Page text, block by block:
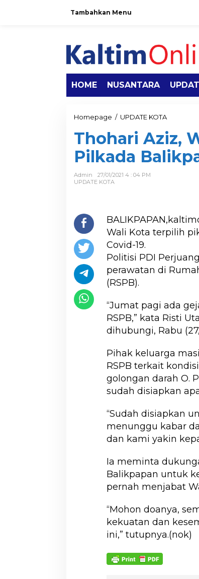
Tambahkan Menu
HOME NUSANTARA
Homepage / UPDATE KOTA
Thohari Aziz,
Pilkada
Admin
27/01/2021 4 : 04 PM
UPDATE KOTA
Wali Kota terpilih
Covid-19.
Politisi PDI
perawatan di
(RSPB).
“Jumat pagi ada
RSPB,” kata Risti
dihubungi, Rabu
Pihak keluarga
RSPB terkait
golongan darah O.
sudah disiapkan
“Sudah disiapkan
menunggu kabar
dan kami yakin
Ia meminta
Balikpapan untuk
pernah menjabat
“Mohon doanya,
kekuatan dan
ini,” tutupnya.(nok)